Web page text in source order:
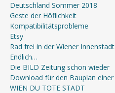
Deutschland Sommer 2018
Geste der Höflichkeit
Kompatibilitätsprobleme
Etsy
Rad frei in der Wiener Innenstadt
Endlich…
Die BILD Zeitung schon wieder
Download für den Bauplan einer
WIEN DU TOTE STADT